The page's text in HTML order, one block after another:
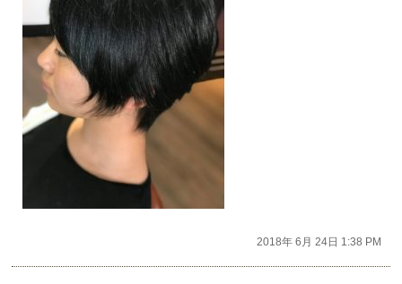
2018年 6月 24日 1:38 PM